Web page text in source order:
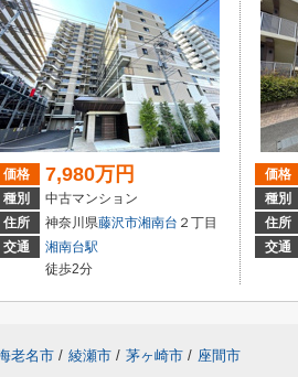
価格 7,980万円
種別
中古マンション
住所
神奈川県藤沢市湘南台 ２丁目
交通
湘南台駅
徒歩2分
価格
種別
住所
交通
老名市 / 綾瀬市 / 茅ヶ崎市 / 座間市